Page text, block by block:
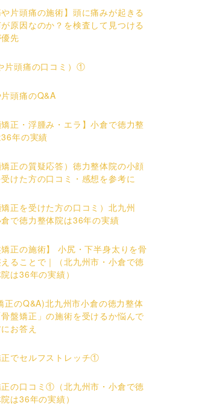
や片頭痛の施術】頭に痛みが起きる
原因なのか？を検査して見つける
先
片頭痛の口コミ）①
頭痛のQ&A
矯正・浮腫み・エラ】小倉で徳力整
年の実績
矯正の質疑応答）徳力整体院の小顔
けた方の口コミ・感想を参考に
矯正を受けた方の口コミ）北九州
で徳力整体院は36年の実績
矯正の施術】 小尻・下半身太りを骨
ることで｜（北九州市・小倉で徳
は36年の実績）
正のQ&A)北九州市小倉の徳力整体
盤矯正」の施術を受けるか悩んで
お答え
でセルフストレッチ①
の口コミ①（北九州市・小倉で徳
は36年の実績）